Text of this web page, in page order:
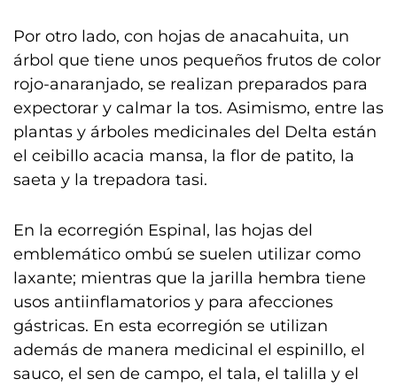
Por otro lado, con hojas de anacahuita, un
árbol que tiene unos pequeños frutos de color
rojo-anaranjado, se realizan preparados para
expectorar y calmar la tos. Asimismo, entre las
plantas y árboles medicinales del Delta están
el ceibillo acacia mansa, la flor de patito, la
saeta y la trepadora tasi.
En la ecorregión Espinal, las hojas del
emblemático ombú se suelen utilizar como
laxante; mientras que la jarilla hembra tiene
usos antiinflamatorios y para afecciones
gástricas. En esta ecorregión se utilizan
además de manera medicinal el espinillo, el
sauco, el sen de campo, el tala, el talilla y el